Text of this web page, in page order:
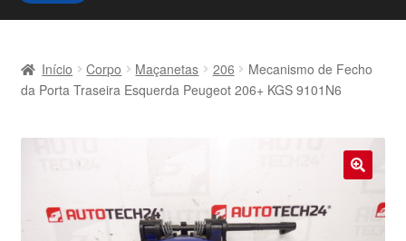
a
o
Carrinho
Envio para todo o planeta
Início Corpo Maçanetas 206
Mecanismo de Fecho
da Porta Traseira Esquerda Peugeot 206+ KGS 9101N6